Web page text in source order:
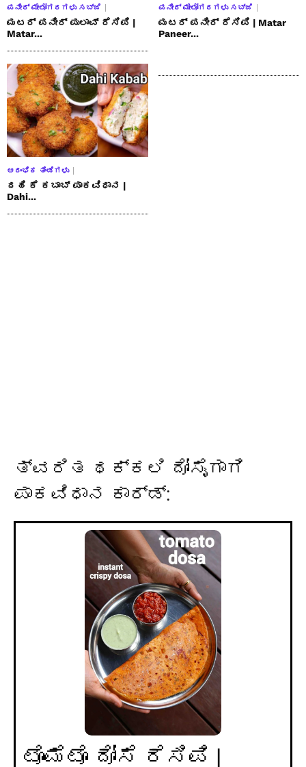
ಪನೀರ್ ಮೇಲೋಗರಗಳು ಸಬ್ಜಿ
ಮಟರ್ ಪನೀರ್ ಪುಲಾವ್ ರೆಸಿಪಿ |
Matar...
ಪನೀರ್ ಮೇಲೋಗರಗಳು ಸಬ್ಜಿ
ಮಟರ್ ಪನೀರ್ ರೆಸಿಪಿ | Matar
Paneer...
ಆರಂಭಿಕ ತಿಂಡಿಗಳು
ದಹಿ ಕೆ ಕಬಾಬ್ ಪಾಕವಿಧಾನ |
Dahi...
ತ್ವರಿತ ಥಕ್ಕಲಿ ದೋಸೈಗಾಗಿ
ಪಾಕವಿಧಾನ ಕಾರ್ಡ್:
ಟೊಮೆಟೊ ದೋಸೆ ರೆಸಿಪಿ |